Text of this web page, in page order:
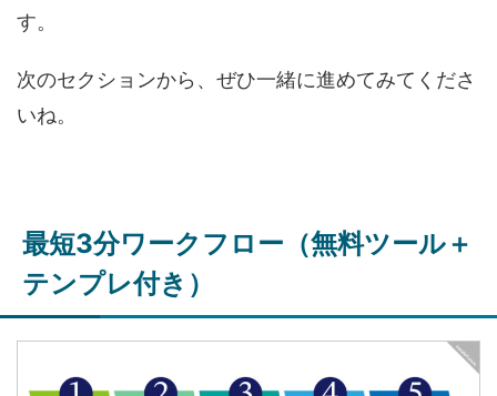
す。
次のセクションから、ぜひ一緒に進めてみてくださ
いね。
最短3分ワークフロー（無料ツール＋
テンプレ付き）